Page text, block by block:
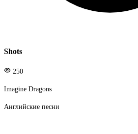
Shots
250
Imagine Dragons
Английские песни